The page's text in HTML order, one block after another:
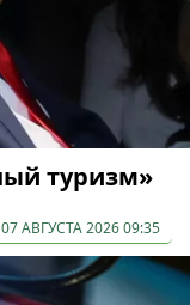
туризм»
07 АВГУСТА 2026 09:35